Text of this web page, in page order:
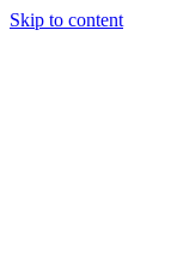
Skip to content